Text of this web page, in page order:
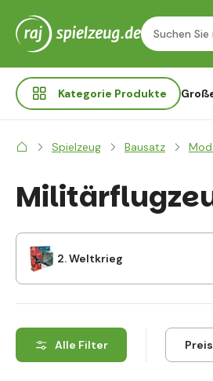
Kategorie Produkte
Spielzeug Bausatz
2. Weltkrieg
Alle Filter Preis